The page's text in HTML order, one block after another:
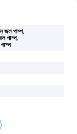
জল পাম্প,
পাম্প,